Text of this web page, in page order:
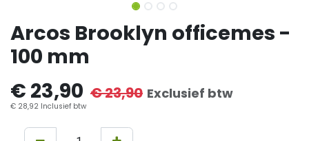
Arcos Brooklyn officemes -
100 mm
€ 23,90 €23,90 Exclusief btw
€ 28,92 Inclusief btw